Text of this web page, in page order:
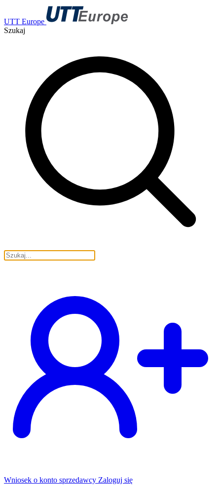
UTT Europe
Szukaj
Wniosek o konto sprzedawcy Zaloguj się